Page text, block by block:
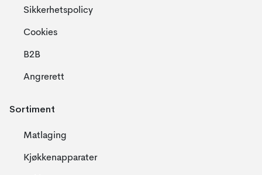
Sikkerhetspolicy
Cookies
B2B
Angrerett
Sortiment
Matlaging
Kjøkkenapparater